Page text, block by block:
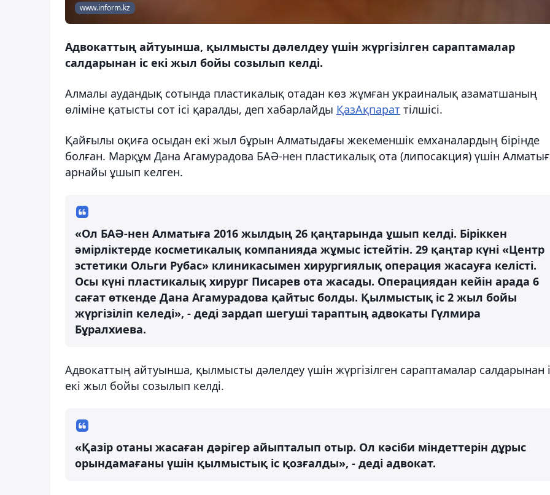
www.inform.kz
Адвокаттың айтуынша, қылмысты дәлелдеу үшін жүргізілген сараптамалар
салдарынан іс екі жыл бойы созылып келді.
Алмалы аудандық сотында пластикалық отадан көз жұмған украиналық азаматшаның
өліміне қатысты сот ісі қаралды, деп хабарлайды ҚазАқпарат тілшісі.
Қайғылы оқиға осыдан екі жыл бұрын Алматыдағы жекеменшік емханалардың бірінде
болған. Марқұм Дана Агамурадова БАӘ-нен пластикалық ота (липосакция) үшін
арнайы ұшып келген.
«Ол БАӘ-нен Алматыға 2016 жылдың 26 қаңтарында ұшып келді. Біріккен
әмірліктерде косметикалық компанияда жұмыс істейтін. 29 қаңтар күні «Центр
эстетики Ольги Рубас» клиникасымен хирургиялық операция жасауға келісті.
Осы күні пластикалық хирург Писарев ота жасады. Операциядан кейін арада 6
сағат өткенде Дана Агамурадова қайтыс болды. Қылмыстық іс 2 жыл бойы
жүргізіліп келеді», - деді зардап шегуші тараптың адвокаты Гүлмира
Бұралхиева.
Адвокаттың айтуынша, қылмысты дәлелдеу үшін жүргізілген сараптамалар салдарынан
екі жыл бойы созылып келді.
«Қазір отаны жасаған дәрігер айыпталып отыр. Ол кəсіби міндеттерін дұрыс
орындамағаны үшін қылмыстық іс қозғалды», - деді адвокат.